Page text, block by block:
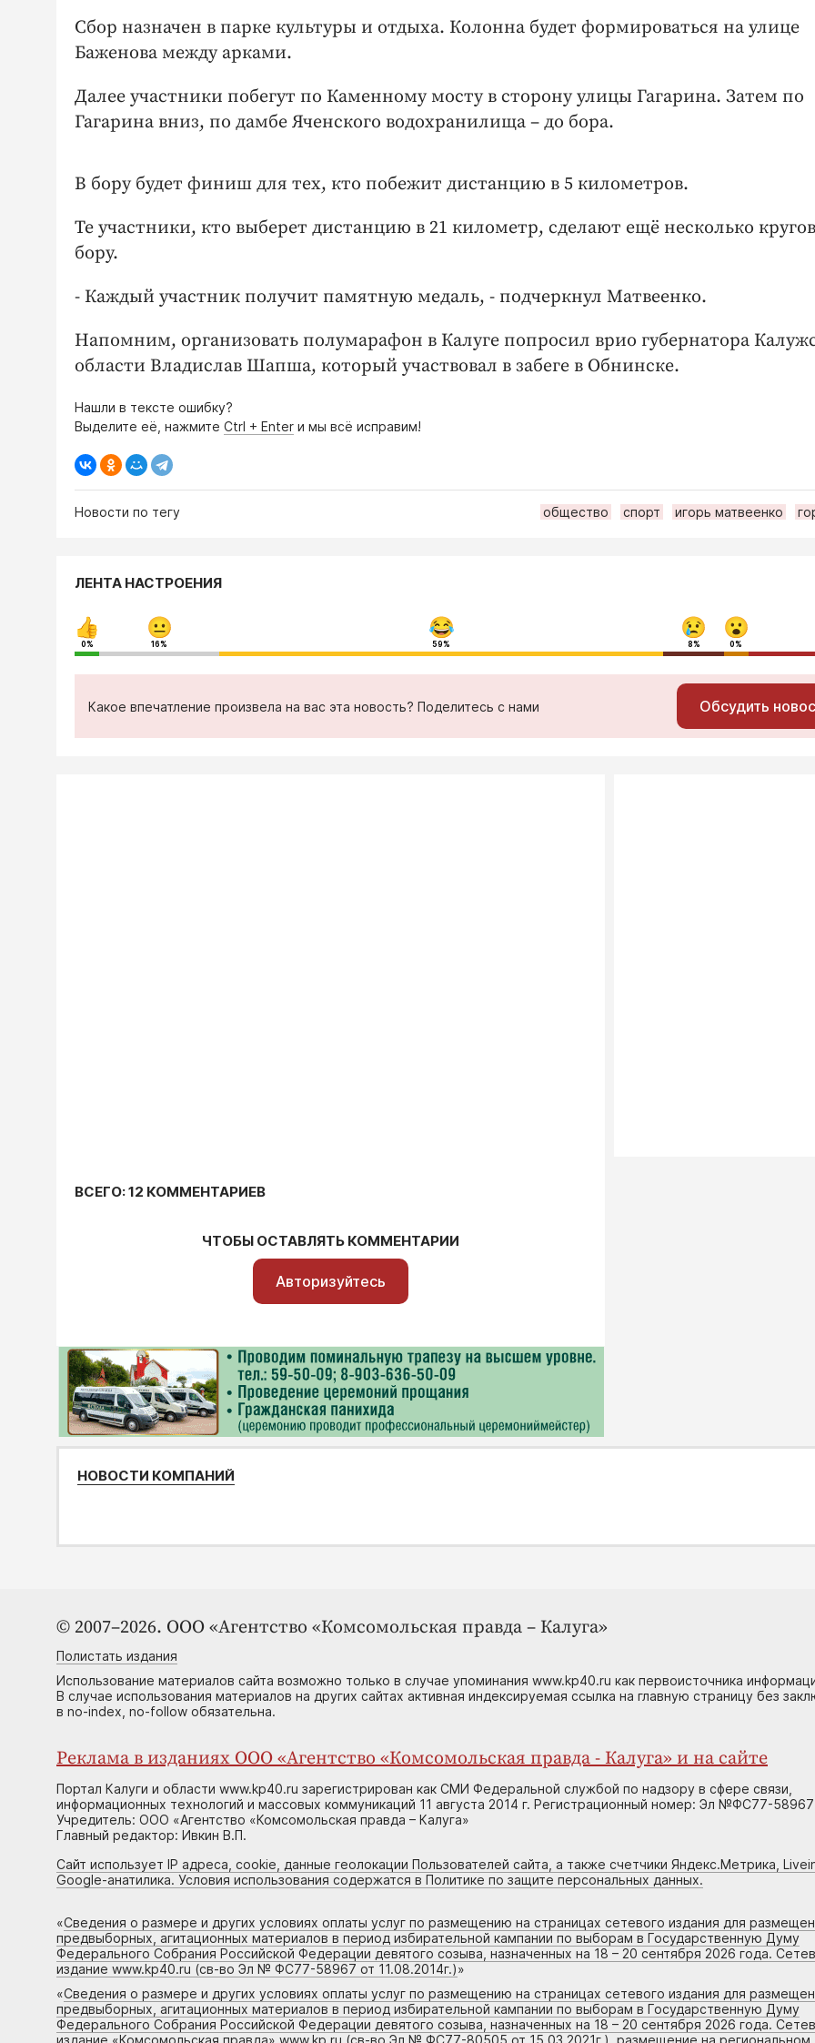
Сбор назначен в парке культуры и отдыха. Колонна будет формироваться на улице
Баженова между арками.
Далее участники побегут по Каменному мосту в сторону улицы Гагарина. Затем по
Гагарина вниз, по дамбе Яченского водохранилища – до бора.
В бору будет финиш для тех, кто побежит дистанцию в 5 километров.
Те участники, кто выберет дистанцию в 21 километр, сделают ещё несколько
бору.
- Каждый участник получит памятную медаль, - подчеркнул Матвеенко.
Напомним, организовать полумарафон в Калуге попросил врио губернатора
области Владислав Шапша, который участвовал в забеге в Обнинске.
Нашли в тексте ошибку?
Выделите её, нажмите Ctrl + Enter и мы всё исправим!
Новости по тегу общество спорт игорь матвеенко
ЛЕНТА НАСТРОЕНИЯ
0% 16% 59% 8% 0%
Какое впечатление произвела на вас эта новость? Поделитесь с нами Обсудить
ВСЕГО: 12 КОММЕНТАРИЕВ
ЧТОБЫ ОСТАВЛЯТЬ КОММЕНТАРИИ
Авторизуйтесь
НОВОСТИ КОМПАНИЙ
© 2007–2026. ООО «Агентство «Комсомольская правда – Калуга»
Полистать издания
Использование материалов сайта возможно только в случае упоминания www.kp40.ru как первоисточника
В случае использования материалов на других сайтах активная индексируемая ссылка на главную страницу без
в no-index, no-follow обязательна.
Реклама в изданиях ООО «Агентство «Комсомольская правда - Калуга» и на сайте
Портал Калуги и области www.kp40.ru зарегистрирован как СМИ Федеральной службой по надзору в сфере связи,
информационных технологий и массовых коммуникаций 11 августа 2014 г. Регистрационный номер: Эл №ФС77-58967
Учредитель: ООО «Агентство «Комсомольская правда – Калуга»
Главный редактор: Ивкин В.П.
Сайт использует IP адреса, cookie, данные геолокации Пользователей сайта, а также счетчики Яндекс.Метрика,
Google-анатилика. Условия использования содержатся в Политике по защите персональных данных.
«Сведения о размере и других условиях оплаты услуг по размещению на страницах сетевого издания для
предвыборных, агитационных материалов в период избирательной кампании по выборам в Государственную Думу
Федерального Собрания Российской Федерации девятого созыва, назначенных на 18 – 20 сентября 2026 года.
издание www.kp40.ru (св-во Эл № ФС77-58967 от 11.08.2014г.)»
«Сведения о размере и других условиях оплаты услуг по размещению на страницах сетевого издания для
предвыборных, агитационных материалов в период избирательной кампании по выборам в Государственную Думу
Федерального Собрания Российской Федерации девятого созыва, назначенных на 18 – 20 сентября 2026 года.